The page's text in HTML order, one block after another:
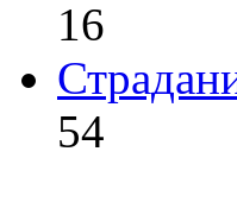
16
54